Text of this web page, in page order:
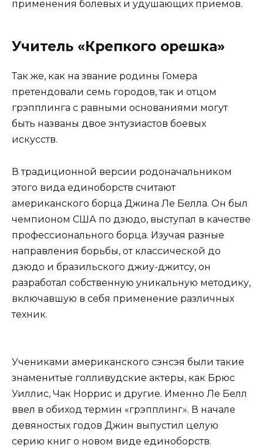
применения болевых и удушающих приемов.
Учитель «Крепкого орешка»
Так же, как на звание родины Гомера
претендовали семь городов, так и отцом
грэпплинга с равными основаниями могут
быть названы двое энтузиастов боевых
искусств.
В традиционной версии родоначальником
этого вида единоборств считают
американского борца Джина Ле Белла. Он был
чемпионом США по дзюдо, выступал в качестве
профессионального борца. Изучая разные
направления борьбы, от классической до
дзюдо и бразильского джиу-джитсу, он
разработал собственную уникальную методику,
включавшую в себя применение различных
техник.
Учениками американского сэнсэя были такие
знаменитые голливудские актеры, как Брюс
Уиллис, Чак Норрис и другие. Именно Ле Белл
ввел в обиход термин «грэпплинг». В начале
девяностых годов Джин выпустил целую
серию книг о новом виде единоборств.